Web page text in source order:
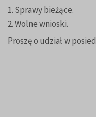
1. Sprawy bieżące.
2. Wolne wnioski.
Proszę o udział w